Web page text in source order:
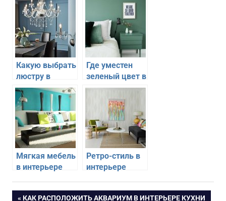
Какую выбрать
люстру в
интерьере
квартиры
Где уместен
зеленый цвет в
интерьере
квартиры
Мягкая мебель
в интерьере
Ретро-стиль в
интерьере
ПРЕДЫДУЩАЯ
КАК РАСПОЛОЖИТЬ АКВАРИУМ В ИНТЕРЬЕРЕ КУХНИ